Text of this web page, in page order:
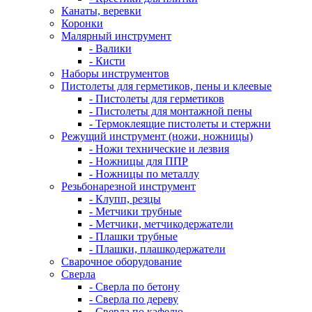
Канаты, веревки
Коронки
Малярный инструмент
- Валики
- Кисти
Наборы инструментов
Пистолеты для герметиков, пены и клеевые
- Пистолеты для герметиков
- Пистолеты для монтажной пены
- Термоклеящие пистолеты и стержни
Режущий инструмент (ножи, ножницы)
- Ножи технические и лезвия
- Ножницы для ППР
- Ножницы по металлу
Резьбонарезной инструмент
- Клупп, резцы
- Метчики трубные
- Метчики, метчикодержатели
- Плашки трубные
- Плашки, плашкодержатели
Сварочное оборудование
Сверла
- Сверла по бетону
- Сверла по дереву